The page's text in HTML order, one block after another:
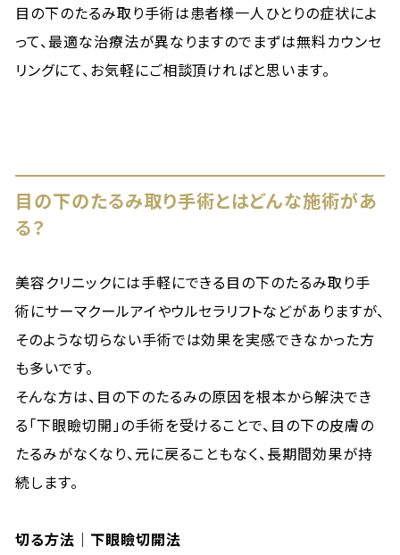
目の下のたるみ取り手術は患者様一人ひとりの症状によ
って、最適な治療法が異なりますのでまずは無料カウンセ
リングにて、お気軽にご相談頂ければと思います。
目の下のたるみ取り手術とはどんな施術があ
る？
美容クリニックには手軽にできる目の下のたるみ取り手
術にサーマクールアイやウルセラリフトなどがありますが、
そのような切らない手術では効果を実感できなかった方
も多いです。
そんな方は、目の下のたるみの原因を根本から解決でき
る「下眼瞼切開」の手術を受けることで、目の下の皮膚の
たるみがなくなり、元に戻ることもなく、長期間効果が持
続します。
切る方法｜下眼瞼切開法